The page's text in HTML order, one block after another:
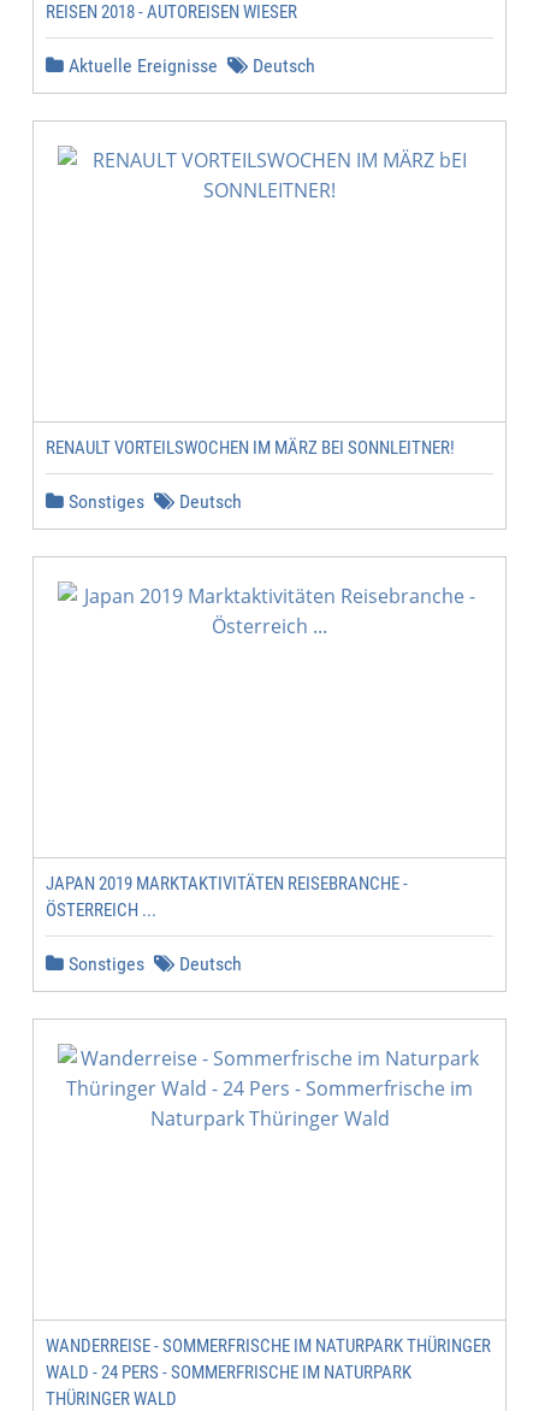
REISEN 2018 - AUTOREISEN WIESER
Aktuelle Ereignisse Deutsch
RENAULT VORTEILSWOCHEN IM MÄRZ BEI SONNLEITNER!
Sonstiges Deutsch
JAPAN 2019 MARKTAKTIVITÄTEN REISEBRANCHE -
ÖSTERREICH ...
Sonstiges Deutsch
WANDERREISE - SOMMERFRISCHE IM NATURPARK THÜRINGER
WALD - 24 PERS - SOMMERFRISCHE IM NATURPARK
THÜRINGER WALD